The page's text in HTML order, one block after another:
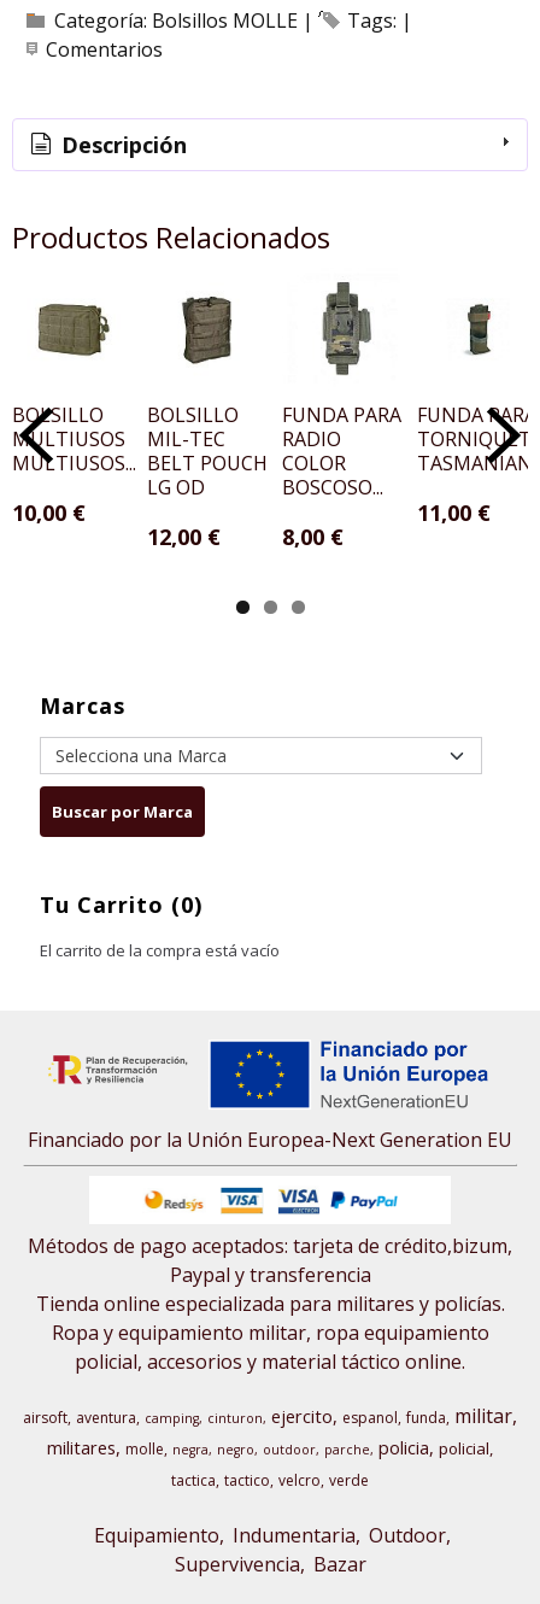
Marcas
Tu Carrito (0)
El carrito de la compra está vacío
Categoría: Bolsillos MOLLE | Tags: |
Comentarios
Descripción
Productos Relacionados
BOLSILLO
MULTIUSOS
MULTIUSOS...
10,00 €
BOLSILLO
MIL-TEC
BELT POUCH
LG OD
12,00 €
FUNDA PARA
RADIO
COLOR
BOSCOSO...
8,00 €
FUNDA PARA
11,00 €
Financiado por la Unión Europea-Next Generation EU
Métodos de pago aceptados: tarjeta de crédito,bizum,
Paypal y transferencia
Tienda online especializada para militares y policías.
Ropa y equipamiento militar, ropa equipamiento
policial, accesorios y material táctico online.
airsoft aventura camping cinturon ejercito espanol funda militar
militares molle negra negro outdoor parche policia policial
tactica tactico velcro verde
Equipamiento Indumentaria Outdoor,
Supervivencia Bazar